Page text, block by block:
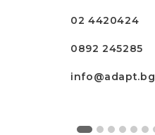
02 4420424
0892 245285
info@adapt.bg